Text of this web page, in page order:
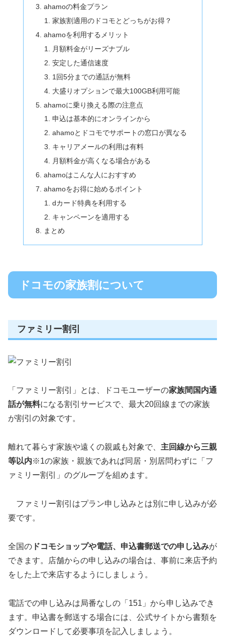
ahamoの料金プラン
家族割適用のドコモとどっちがお得？
ahamoを利用するメリット
月額料金がリーズナブル
安定した通信速度
1回5分までの通話が無料
大盛りオプションで最大100GB利用可能
ahamoに乗り換える際の注意点
申込は基本的にオンラインから
ahamoとドコモでサポートの窓口が異なる
キャリアメールの利用は有料
月額料金が高くなる場合がある
ahamoはこんな人におすすめ
ahamoをお得に始めるポイント
dカード特典を利用する
キャンペーンを適用する
まとめ
ドコモの家族割について
ファミリー割引
「ファミリー割引」とは、ドコモユーザーの家族間国内通
話が無料になる割引サービスで、最大20回線までの家族
が割引の対象です。
離れて暮らす家族や遠くの親戚も対象で、 主回線から三親
等以内※1の家族・親族であれば同居・別居問わずに「フ
ァミリー割引」のグループを組めます。
ファミリー割引はプラン申し込みとは別に申し込みが必
要です。
全国の ドコモショップや電話、申込書郵送での申し込みが
できます。店舗からの申し込みの場合は、事前に来店予約
をした上で来店するようにしましょう。
電話での申し込みは局番なしの「151」から申し込みでき
ます。申込書を郵送する場合には、公式サイトから書類を
ダウンロードして必要事項を記入しましょう。